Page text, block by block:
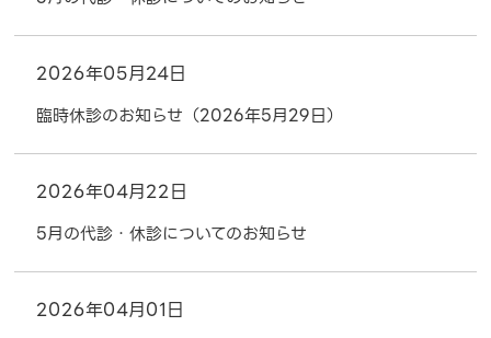
2026年05月24日
臨時休診のお知らせ（2026年5月29日）
2026年04月22日
5月の代診・休診についてのお知らせ
2026年04月01日